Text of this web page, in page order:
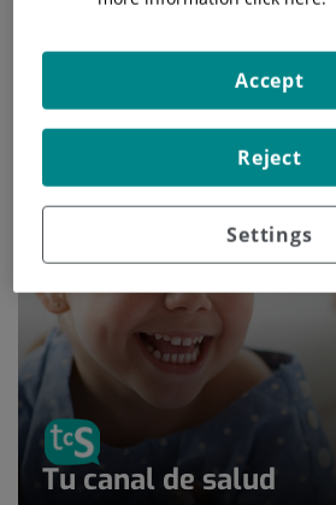
Nuestros blogs
Tu canal de salud
Settings
Reject
Accept